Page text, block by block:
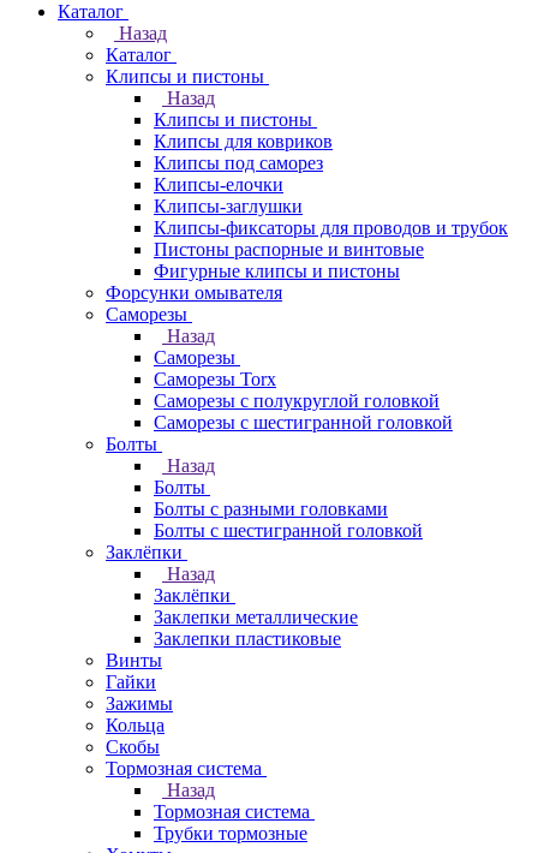
Каталог
Назад
Каталог
Клипсы и пистоны
Назад
Клипсы и пистоны
Клипсы для ковриков
Клипсы под саморез
Клипсы-елочки
Клипсы-заглушки
Клипсы-фиксаторы для проводов и трубок
Пистоны распорные и винтовые
Фигурные клипсы и пистоны
Форсунки омывателя
Саморезы
Назад
Саморезы
Саморезы Torx
Саморезы с полукруглой головкой
Саморезы с шестигранной головкой
Болты
Назад
Болты
Болты с разными головками
Болты с шестигранной головкой
Заклёпки
Назад
Заклёпки
Заклепки металлические
Заклепки пластиковые
Винты
Гайки
Зажимы
Кольца
Скобы
Тормозная система
Назад
Тормозная система
Трубки тормозные